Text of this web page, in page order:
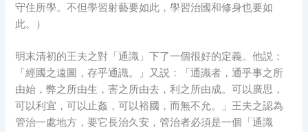
守住所學。不但學習射藝要如此，學習治國和修身也要如
此。）
明末清初的王夫之對「通識」下了一個很好的定義。他説：
「經國之遠圖，存乎通識。」又説：「通識者，通乎事之所
由始，弊之所由生，害之所由去，利之所由成。可以廣思，
可以利宜，可以止姦，可以裕國，而無不允。」王夫之認為
管治一處地方，要它長治久安，管治者必須是一個「通識